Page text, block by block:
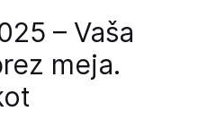
– Vaša
meja.